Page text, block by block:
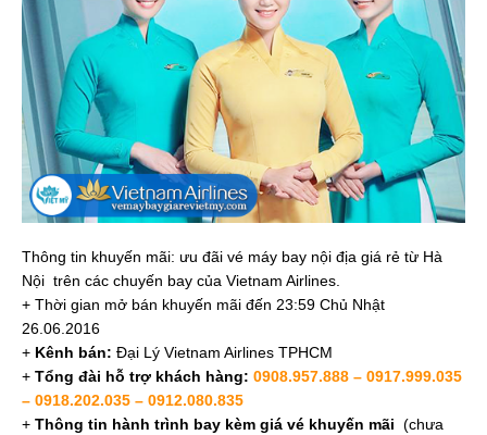
Thông tin khuyến mãi: ưu đãi vé máy bay nội địa giá rẻ từ Hà
Nội trên các chuyến bay của Vietnam Airlines.
+ Thời gian mở bán khuyến mãi đến 23:59 Chủ Nhật
26.06.2016
+ Kênh bán: Đại Lý Vietnam Airlines TPHCM
+ Tổng đài hỗ trợ khách hàng: 0908.957.888 – 0917.999.035
– 0918.202.035 – 0912.080.835
+ Thông tin hành trình bay kèm giá vé khuyến mãi (chưa